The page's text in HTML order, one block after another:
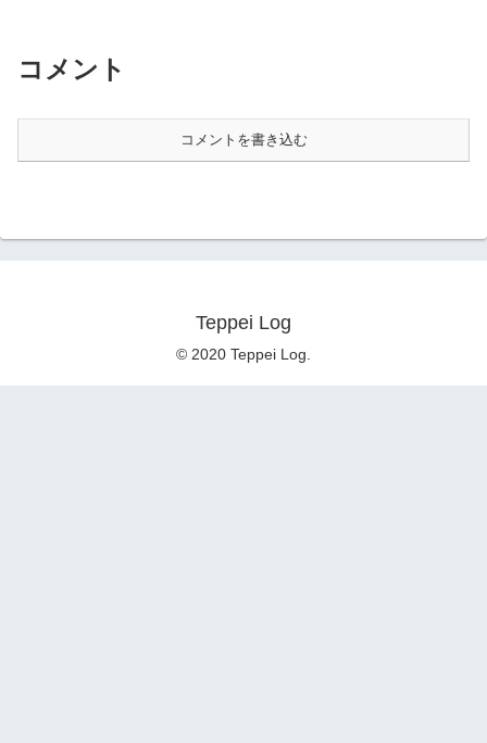
コメント
コメントを書き込む
Teppei Log
© 2020 Teppei Log.